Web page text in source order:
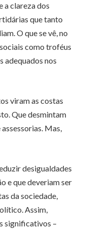
a clareza dos
que tanto
O que se vê, no
como troféus
adequados nos
viram as costas
Que desmintam
Mas,
desigualdades
e que deveriam ser
da sociedade,
Assim,
significativos –